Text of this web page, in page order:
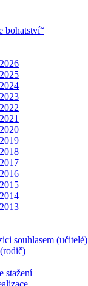
bohatství“
souhlasem (učitelé)
stažení